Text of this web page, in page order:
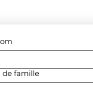
de famille